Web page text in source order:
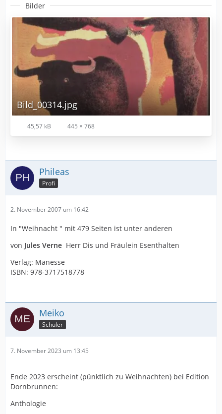
Bilder
Bild_00314.jpg
45,57 kB 445 × 768
Phileas
Profi
2. November 2007 um 16:42
In "Weihnacht " mit 479 Seiten ist unter anderen
von Jules Verne Herr Dis und Fräulein Esenthalten
Verlag: Manesse
ISBN: 978-3717518778
Meiko
Schüler
7. November 2023 um 13:45
Ende 2023 erscheint (pünktlich zu Weihnachten) bei Edition
Dornbrunnen:
Anthologie